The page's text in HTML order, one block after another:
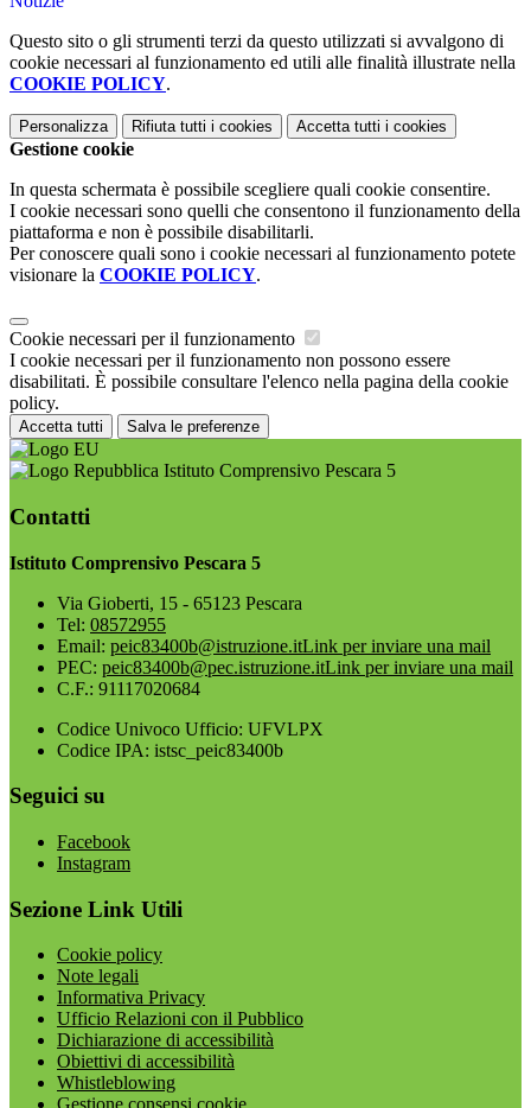
Questo sito o gli strumenti terzi da questo utilizzati si avvalgono di
cookie necessari al funzionamento ed utili alle finalità illustrate nella
COOKIE POLICY.
Personalizza Rifiuta tutti i cookies Accetta tutti i cookies
Gestione cookie
In questa schermata è possibile scegliere quali cookie consentire.
I cookie necessari sono quelli che consentono il funzionamento della
piattaforma e non è possibile disabilitarli.
Per conoscere quali sono i cookie necessari al funzionamento potete
visionare la COOKIE POLICY.
Cookie necessari per il funzionamento
I cookie necessari per il funzionamento non possono essere
disabilitati. È possibile consultare l'elenco nella pagina della cookie
policy.
Accetta tutti Salva le preferenze
Istituto Comprensivo Pescara 5
Contatti
Istituto Comprensivo Pescara 5
Via Gioberti, 15 - 65123 Pescara
Tel: 08572955
Email: peic83400b@istruzione.itLink per inviare una mail
PEC: peic83400b@pec.istruzione.itLink per inviare una mail
C.F.: 91117020684
Codice Univoco Ufficio: UFVLPX
Codice IPA: istsc_peic83400b
Seguici su
Facebook
Instagram
Sezione Link Utili
Cookie policy
Note legali
Informativa Privacy
Ufficio Relazioni con il Pubblico
Dichiarazione di accessibilità
Obiettivi di accessibilità
Whistleblowing